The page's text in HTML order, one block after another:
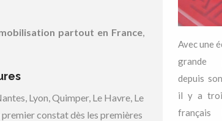
partout en France,
Lyon, Quimper, Le Havre, Le
constat dès les premières
Avec une
grande
depuis
il y a
français